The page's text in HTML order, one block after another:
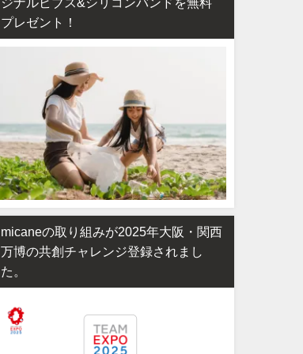
ジナルビブス&シリコンバンドを無料
プレゼント！
micaneの取り組みが2025年大阪・関西
万博の共創チャレンジ登録されまし
た。